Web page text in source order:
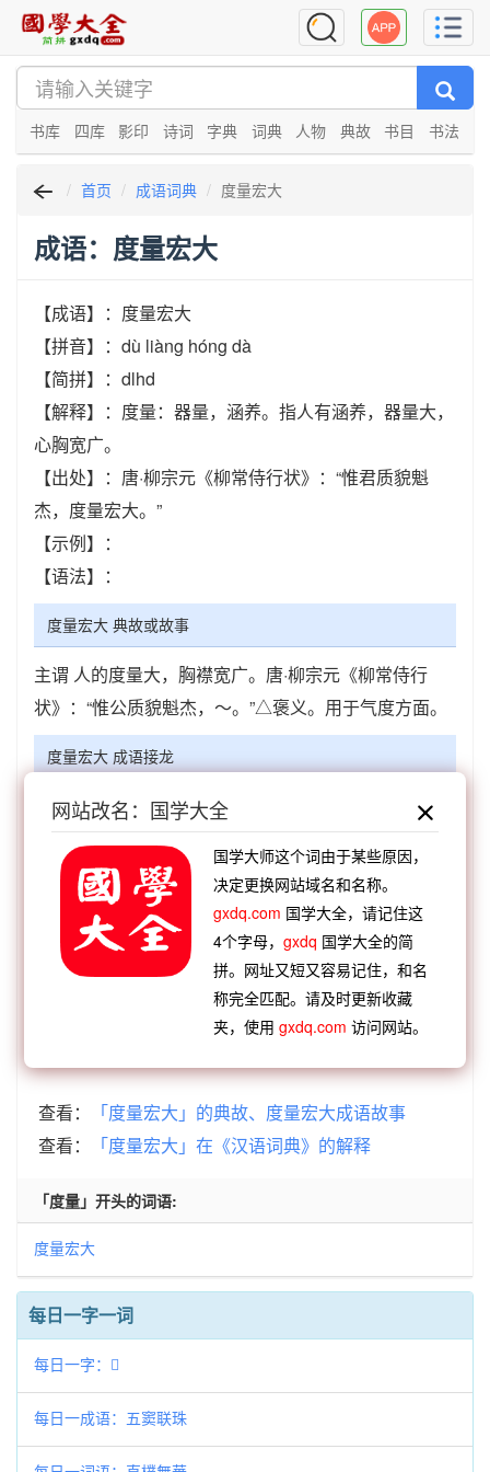
书库 四库 影印 诗词 字典 词典 人物 典故 书目 书法
首页 成语词典 度量宏大
成语：度量宏大
【成语】：度量宏大
【拼音】：dù liàng hóng dà
【简拼】：dlhd
【解释】：度量：器量，涵养。指人有涵养，器量大，
心胸宽广。
【出处】：唐·柳宗元《柳常侍行状》：“惟君质貌魁
杰，度量宏大。”
【示例】：
【语法】：
度量宏大 典故或故事
主谓 人的度量大，胸襟宽广。唐·柳宗元《柳常侍行
状》：“惟公质貌魁杰，～。”△褒义。用于气度方面。
度量宏大 成语接龙
【顺接】：大乐必易 大雪纷飞
大清老
大有作为 大惊失色 大大落落
大义灭亲
【顺接】： 空心老大 狂妄自大 身强力大
无动为
装麽做大 事关重大 心麄胆大
即小见大
【逆接】： 挥霍无度 大将风度 翩翩风度
张绪风
宽仁大度 璇玑改度 不失风度
铢量寸度
度外之人 度长絜大
度关老
度长絜短 度日如年 度量宏大
查看：
「度量宏大」的典故、度量宏大成语故事
查看：
「度量宏大」在《汉语词典》的解释
「度量」开头的词语:
度量宏大
每日一字一词
每日一字：𢼟
每日一成语：五窦联珠
网站改名：国学大全
国学大师这个词由于某些原因，
决定更换网站域名和名称。
gxdq.com 国学大全，请记住这
4个字母，gxdq 国学大全的简
拼。网址又短又容易记住，和名
称完全匹配。请及时更新收藏
夹，使用gxdq.com 访问网站。